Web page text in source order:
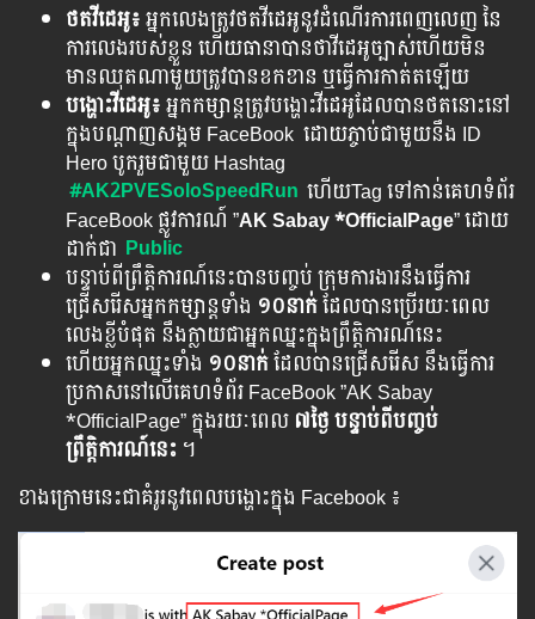
ថតវីដេអូ៖អ្នកលេង​ត្រូវ​ថត​វីដេអូ​នូវ​ដំណើរ​ការ​ពេញ​លេញ​ នៃ​
ការ​លេង​របស់​ខ្លួន​ ហើយ​ធានា​បាន​ថា​វីដេអូ​ច្បាស់​ហើយ​មិន​
មាន​ឈុត​ណា​មួយ​ត្រូវ​បាន​ខក​ខាន​ ឬ​ធ្វើ​ការ​កាត់​ត​ឡើយ​
បង្ហោះវីដេអូ៖អ្នក​កម្សាន្ត​ត្រូវ​បង្ហោះ​វីដេអូ​ដែល​បាន​ថត​នោះ​នៅ​
ក្នុង​បណ្តាញ​សង្គម​ FaceBook ​ ដោយ​ភ្ចាប់​ជាមួយ​នឹង​ ID
Hero បូក​រួម​ជាមួយ​ Hashtag
#AK2PVESoloSpeedRun ហើយTag ទៅ​កាន់​គេហ​ទំព័រ​
​FaceBook ផ្លូវ​ការណ៍ ”​AK Sabay *OfficialPage” ដោយ
ដាក់​ជា Public
បន្ទាប់ពីព្រឹត្តិការណ៍នេះបានបញ្ចប់ ក្រុមការងារនឹងធ្វើការ
ជ្រើសរើសអ្នកកម្សាន្តទាំង ១០នាក់ដែល​បាន​ប្រើ​រយៈ​ពេល​
លេង​ខ្លី​បំផុត​ នឹង​ក្លាយ​ជា​អ្នក​ឈ្នះ​ក្នុង​ព្រឹត្តិការណ៍​នេះ​
ហើយ​អ្នក​ឈ្នះ​ទាំង​ ១០នាក់​ ដែល​​បាន​​ជ្រើស​រើស​​ នឹង​ធ្វើ​ការ​
ប្រកាស​នៅ​លើ​គេហទំព័រ​ FaceBook ”​AK Sabay
*OfficialPage” ក្នុង​រយៈ​ពេល ​៧​ថ្ងៃ​ បន្ទាប់​ពី​បញ្ចប់​
ព្រឹត្តិការណ៍នេះ​ ។
ខាង​ក្រោមនេះ​ជា​គំរូរ​នូវ​ពេល​បង្ហោះ​ក្នុង​ Facebook ៖